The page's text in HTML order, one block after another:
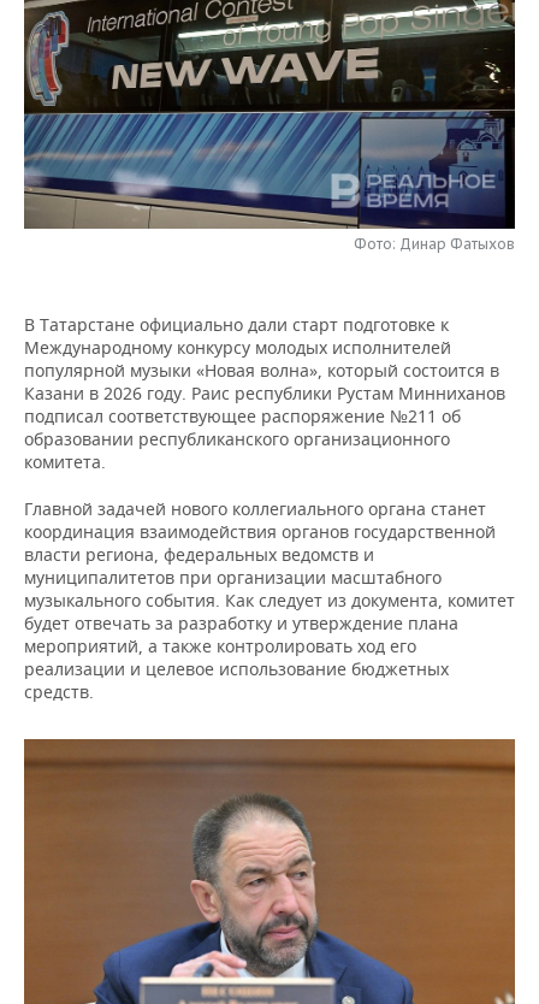
НЕФТЕХИМИЯ
НЕФТЬ
ОПК
ЭНЕРГЕТИКА
РОЗНИЧНАЯ ТОРГОВЛЯ
ТРАНСПОРТ
УСЛУГИ
НОВОСТИ ТЕХНОЛОГИЙ
IT
МЕДИА
ТЕЛЕКОММУНИКАЦИИ
МЕРОПРИЯТИЯ
НОВОСТИ МЕРОПРИЯТИЙ
ВЫЕЗДНАЯ РЕДАКЦИЯ
БИЗНЕС-БРАНЧИ
ОТКРЫТАЯ ЛЕКЦИЯ
СПОРТ
НОВОСТИ СПОРТА
ФУТБОЛ
БАСКЕТБОЛ
ВОЛЕЙБОЛ
КИБЕРСПОРТ
ВОДНЫЕ ВИДЫ СПОРТА
ХОККЕЙ С МЯЧОМ
ОБЩЕСТВО
НОВОСТИ ОБЩЕСТВА
ИНФРАСТРУКТУРА
ИСТОРИЯ
КУЛЬТУРА
ОБРАЗОВАНИЕ
ПРОИСШЕСТВИЯ
ФОТОГАЛЕРЕЯ
СПРАВОЧНИК
СПИСОК ПЕРСОН
СПИСОК КОМПАНИЙ
ПОЛНАЯ ВЕРСИЯ
Фото: Динар Фатыхов
В Татарстане официально дали старт подготовке к
Международному конкурсу молодых исполнителей
популярной музыки «Новая волна», который состоится в
Казани в 2026 году. Раис республики Рустам Минниханов
подписал соответствующее распоряжение №211 об
образовании республиканского организационного
комитета.
Главной задачей нового коллегиального органа станет
координация взаимодействия органов государственной
власти региона, федеральных ведомств и
муниципалитетов при организации масштабного
музыкального события. Как следует из документа, комитет
будет отвечать за разработку и утверждение плана
мероприятий, а также контролировать ход его
реализации и целевое использование бюджетных
средств.